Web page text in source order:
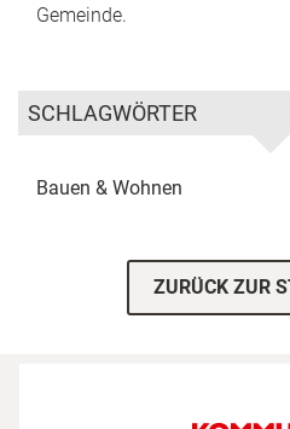
Gemeinde.
SCHLAGWÖRTER
Bauen & Wohnen
ZURÜCK ZUR